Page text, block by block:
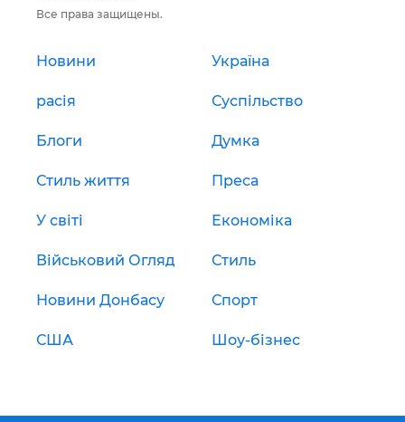
Все права защищены.
Новини Україна
расія Суспільство
Блоги Думка
Стиль життя Преса
У світі Економіка
Військовий Огляд Стиль
Новини Донбасу Спорт
США Шоу-бізнес